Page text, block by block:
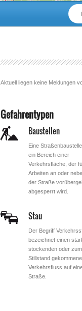
Aktuell liegen keine Meldungen
Gefahrentypen
Baustellen
Eine
ein Bereich einer
Verkehrsfläche, der
Arbeiten an oder
der Straße
abgesperrt wird.
Stau
Der Begriff
bezeichnet einen
stockenden oder zum
Stillstand
Verkehrsfluss auf
Straße.